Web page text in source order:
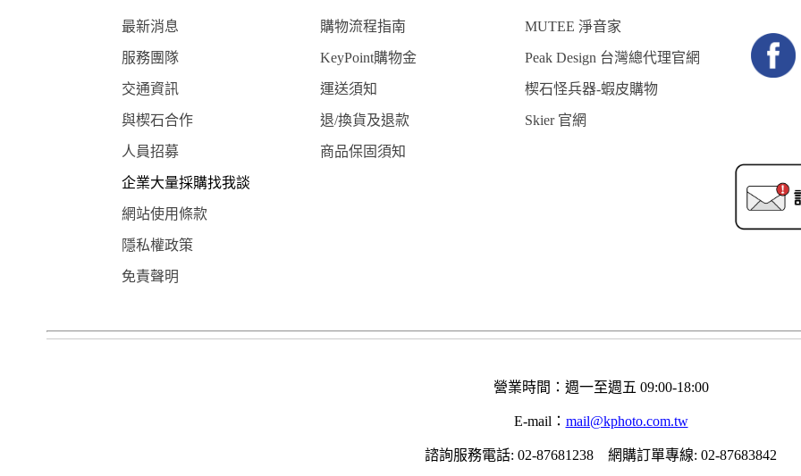
最新消息 購物流程指南 MUTEE 淨音家
服務團隊 KeyPoint購物金 Peak Design 台灣總代理官網
交通資訊 運送須知 楔石怪兵器-蝦皮購物
與楔石合作 退/換貨及退款 Skier 官網
人員招募 商品保固須知
企業大量採購找我談
網站使用條款
隱私權政策
免責聲明
營業時間：週一至週五 09:00-18:00
E-mail： mail@kphoto.com.tw
諮詢服務電話: 02-87681238 網購訂單專線: 02-87683842